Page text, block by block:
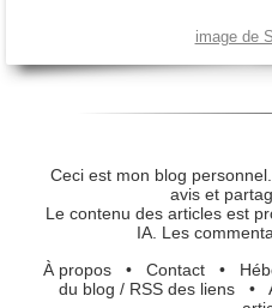
image de
Ceci est mon blog
avis et
Le contenu des articles est
IA. Les
À propos• Contact•
du blog / RSS des liens•